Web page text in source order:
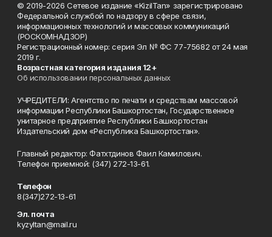
© 2019-2026 Сетевое издание «KizilTan» зарегистрировано
Федеральной службой по надзору в сфере связи,
информационных технологий и массовых коммуникаций
(РОСКОМНАДЗОР)
Регистрационный номер: серия Эл № ФС 77-75682 от 24 мая
2019 г.
Возрастная категория издания 12+
Об использовании персональных данных
УЧРЕДИТЕЛИ: Агентство по печати и средствам массовой
информации Республики Башкортостан, Государственное
унитарное предприятие Республики Башкортостан
Издательский дом «Республика Башкортостан».
Главный редактор: Фатхтдинов Фаил Камилович.
Телефон приемной: (347) 272-13-61.
Телефон
8(347)272-13-61
Эл. почта
kyzyltan@mail.ru